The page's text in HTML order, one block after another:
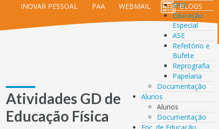
SPO
Educação
Especial
ASE
Refeitório e
Bufete
Reprografia
Papelaria
Documentação
Alunos
Alunos
Documentação
INOVAR PESSOAL
PAA WEBMAIL BLOGS
Atividades GD de
Educação Física